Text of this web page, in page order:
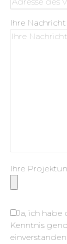
Ihre Nachricht
Ihre
Ja, ich habe
Kenntnis